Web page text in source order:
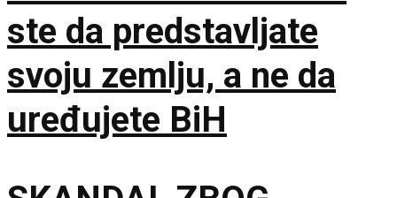
ste da predstavljate
svoju zemlju, a ne da
uređujete BiH